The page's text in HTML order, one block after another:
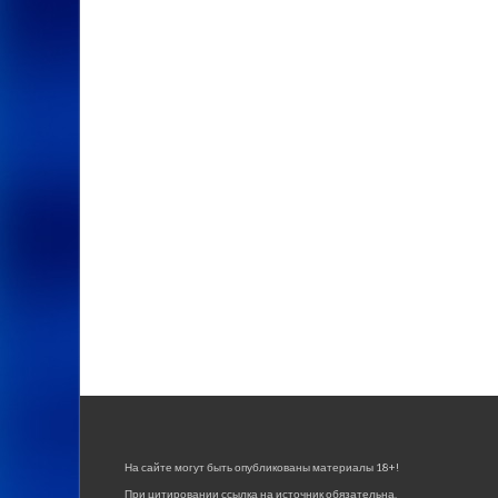
На сайте могут быть опубликованы материалы 18+!
При цитировании ссылка на источник обязательна.